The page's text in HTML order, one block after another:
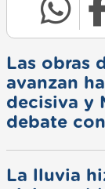
Las obras
avanzan
decisiva y
debate
La lluvia